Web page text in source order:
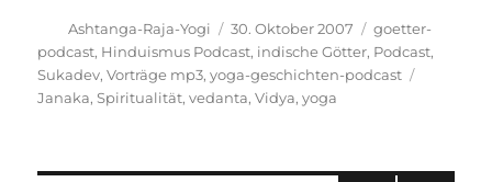
Autor
Ashtanga-Raja-Yogi
Veröffentlicht
am
30. Oktober 2007 Kategorien
goetter-
podcast, Hinduismus Podcast, indische Götter, Podcast,
Sukadev,Vorträge mp3,yoga-geschichten-podcast
Janaka,Spiritualität,vedanta,Vidya,yoga